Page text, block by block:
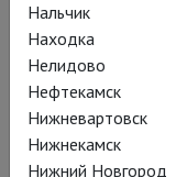
Нальчик
Находка
Нелидово
Нефтекамск
Нижневартовск
Нижнекамск
Нижний Новгород